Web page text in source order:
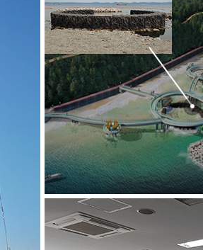
포항여남지
해양인공암